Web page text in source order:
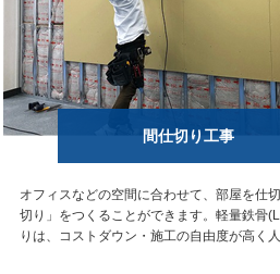
間仕切り工事
オフィスなどの空間に合わせて、部屋を仕
切り」をつくることができます。軽量鉄骨
りは、コストダウン・施工の自由度が高く人